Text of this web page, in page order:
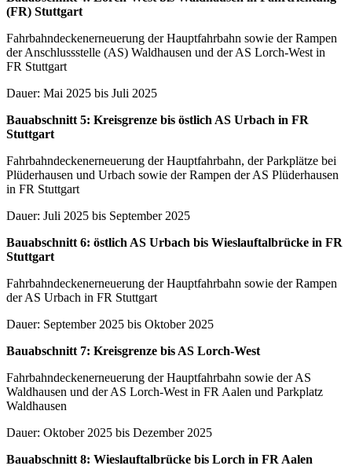
(FR) Stuttgart
Fahrbahndeckenerneuerung der Hauptfahrbahn sowie der Rampen
der Anschlussstelle (AS) Waldhausen und der AS Lorch-West in
FR Stuttgart
Dauer: Mai 2025 bis Juli 2025
Bauabschnitt 5: Kreisgrenze bis östlich AS Urbach in FR
Stuttgart
Fahrbahndeckenerneuerung der Hauptfahrbahn, der Parkplätze bei
Plüderhausen und Urbach sowie der Rampen der AS Plüderhausen
in FR Stuttgart
Dauer: Juli 2025 bis September 2025
Bauabschnitt 6: östlich AS Urbach bis Wieslauftalbrücke in FR
Stuttgart
Fahrbahndeckenerneuerung der Hauptfahrbahn sowie der Rampen
der AS Urbach in FR Stuttgart
Dauer: September 2025 bis Oktober 2025
Bauabschnitt 7: Kreisgrenze bis AS Lorch-West
Fahrbahndeckenerneuerung der Hauptfahrbahn sowie der AS
Waldhausen und der AS Lorch-West in FR Aalen und Parkplatz
Waldhausen
Dauer: Oktober 2025 bis Dezember 2025
Bauabschnitt 8: Wieslauftalbrücke bis Lorch in FR Aalen